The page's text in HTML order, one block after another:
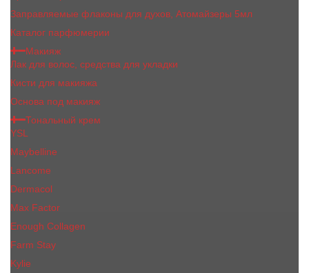
Заправляемые флаконы для духов, Атомайзеры 5мл
Каталог парфюмерии
Макияж
Лак для волос, средства для укладки
Кисти для макияжа
Основа под макияж
Тональный крем
YSL
Maybelline
Lancome
Dermacol
Max Factor
Enough Collagen
Farm Stay
Kylie